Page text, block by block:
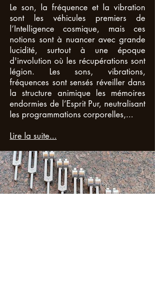
Le son, la fréquence et la vibration
sont les véhicules premiers de
l’Intelligence cosmique, mais ces
notions sont à nuancer avec grande
lucidité, surtout à une époque
d'involution où les récupérations sont
légion. Les sons, vibrations,
fréquences sont sensés réveiller dans
la structure animique les mémoires
endormies de l’Esprit Pur, neutralisant
les programmations corporelles,...
Lire la suite...